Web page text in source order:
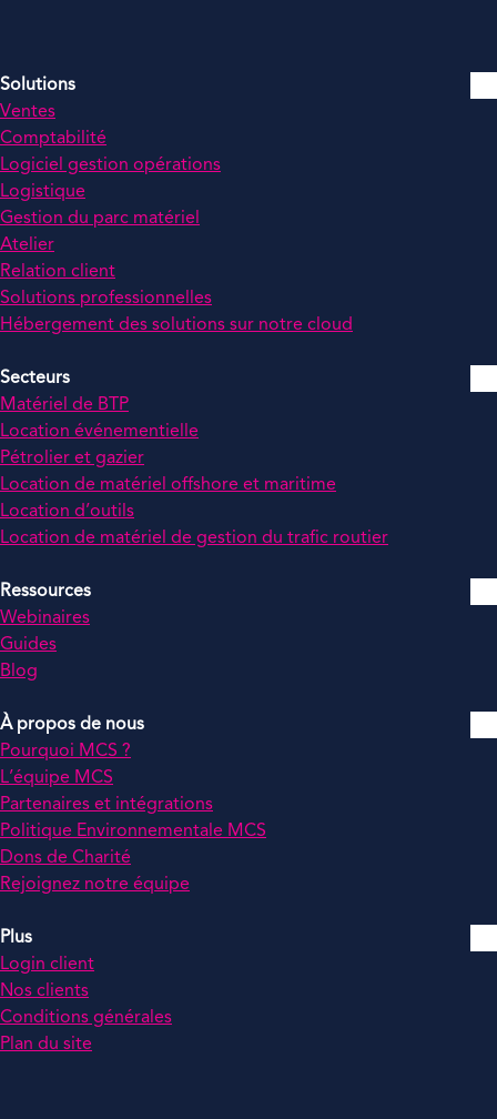
Solutions
Ventes
Comptabilité
Logiciel gestion opérations
Logistique
Gestion du parc matériel
Atelier
Relation client
Solutions professionnelles
Hébergement des solutions sur notre cloud
Secteurs
Matériel de BTP
Location événementielle
Pétrolier et gazier
Location de matériel offshore et maritime
Location d’outils
Location de matériel de gestion du trafic routier
Ressources
Webinaires
Guides
Blog
À propos de nous
Pourquoi MCS ?
L’équipe MCS
Partenaires et intégrations
Politique Environnementale MCS
Dons de Charité
Rejoignez notre équipe
Plus
Login client
Nos clients
Conditions générales
Plan du site